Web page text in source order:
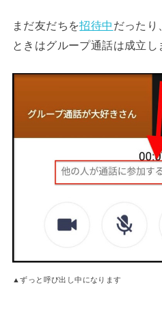
まだ友だちを招待中 だったり
ときはグループ通話は成立し
▲ずっと呼び出し中になります